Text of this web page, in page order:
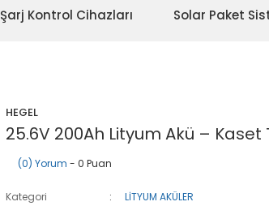
Şarj Kontrol Cihazları Solar Paket
HEGEL
25.6V 200Ah Lityum Akü – Kaset
(0) Yorum - 0 Puan
Kategori
LİTYUM AKÜLER